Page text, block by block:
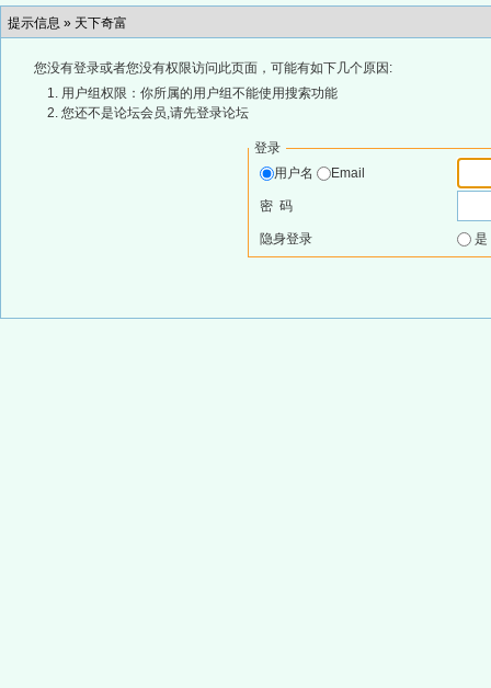
提示信息 » 天下奇富
您没有登录或者您没有权限访问此页面，可能有如下几个原因:
用户组权限：你所属的用户组不能使用搜索功能
您还不是论坛会员,请先登录论坛
登录
用户名
Email
密 码
隐身登录